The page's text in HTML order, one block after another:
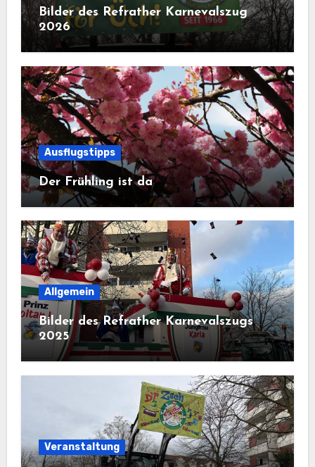
Bilder des Refrather Karnevalszug
2026
Ausflugstipps
Der Frühling ist da
Allgemein
Bilder des Refrather Karnevalszugs
2025
Veranstaltung